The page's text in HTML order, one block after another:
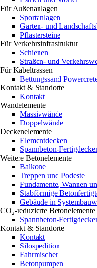
Für Außenanlagen
Sportanlagen
Garten- und
Pflastersteine
Für Verkehrsinfrastruktur
Schienen
Straßen- und
Für Kabeltrassen
Bettungssand
Kontakt & Standorte
Kontakt
Wandelemente
Massivwände
Doppelwände
Deckenelemente
Elementdecken
Spannbeton-
Weitere Betonelemente
Balkone
Treppen und Podeste
Fundamente, Wannen
Stabförmige
Gebäude in
CO₂-reduzierte Betonelemente
Spannbeton-
Kontakt & Standorte
Kontakt
Silospedition
Fahrmischer
Betonpumpen